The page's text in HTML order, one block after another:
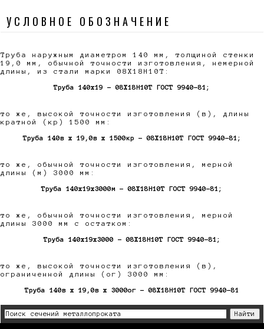
УСЛОВНОЕ ОБОЗНАЧЕНИЕ
Труба наружным диаметром 140 мм, толщиной стенки
19,0 мм, обычной точности изготовления, немерной
длины, из стали марки 08Х18Н10Т:
Труба 140х19 - 08Х18Н10Т ГОСТ 9940-81;
то же, высокой точности изготовления (в), длины
кратной (кр) 1500 мм:
Труба 140в х 19,0в х 1500кр - 08Х18Н10Т ГОСТ 9940-81;
то же, обычной точности изготовления, мерной
длины (м) 3000 мм:
Труба 140х19х3000м - 08Х18Н10Т ГОСТ 9940-81;
то же, обычной точности изготовления, мерной
длины 3000 мм с остатком:
Труба 140х19х3000 - 08Х18Н10Т ГОСТ 9940-81;
то же, высокой точности изготовления (в),
ограниченной длины (ог) 3000 мм:
Труба 140в х 19,0в х 3000ог - 08Х18Н10Т ГОСТ 9940-81